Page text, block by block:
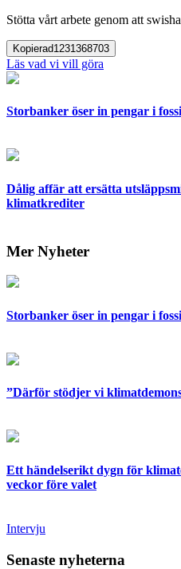
Stötta vårt arbete genom att
Kopierad1231368703
Läs vad vi vill göra
Storbanker öser in pengar i
Dålig affär att ersätta
klimatkrediter
Mer Nyheter
Storbanker öser in pengar i
”Därför stödjer vi
Ett händelserikt dygn för
veckor före valet
Intervju
Senaste nyheterna